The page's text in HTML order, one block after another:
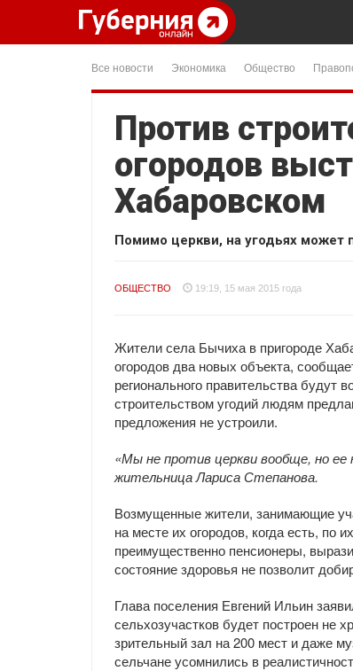
Все новости Экономика Общество
Против
огородов
Хабаровском
Помимо церкви, на угодьях может
ОБЩЕСТВО 19:19, 15 мая 2015 года
Жители села Бычиха в пригороде
огородов два новых объекта,
регионального правительства
строительством угодий людям
предложения не устроили.
«Мы не против церкви вообще, но
жительница Лариса Степанова.
Возмущенные жители, занимающие
на месте их огородов, когда есть, по
преимущественно пенсионеры,
состояние здоровья не позволит
Глава поселения Евгений Ильин
сельхозучастков будет построен не
зрительный зал на 200 мест и даже
сельчане усомнились в